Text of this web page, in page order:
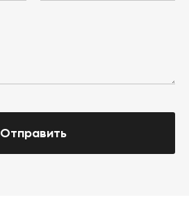
Отправить